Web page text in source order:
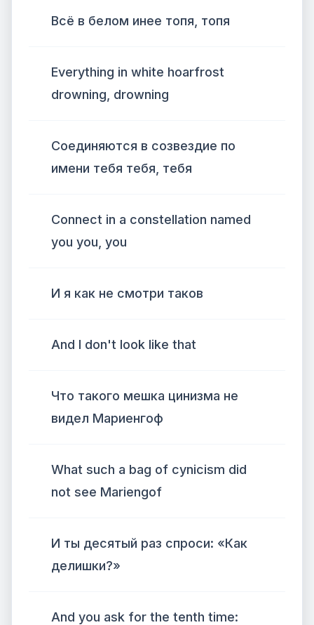
Всё в белом инее топя, топя
Everything in white hoarfrost
drowning, drowning
Соединяются в созвездие по
имени тебя тебя, тебя
Connect in a constellation named
you you, you
И я как не смотри таков
And I don't look like that
Что такого мешка цинизма не
видел Мариенгоф
What such a bag of cynicism did
not see Mariengof
И ты десятый раз спроси: «Как
делишки?»
And you ask for the tenth time: